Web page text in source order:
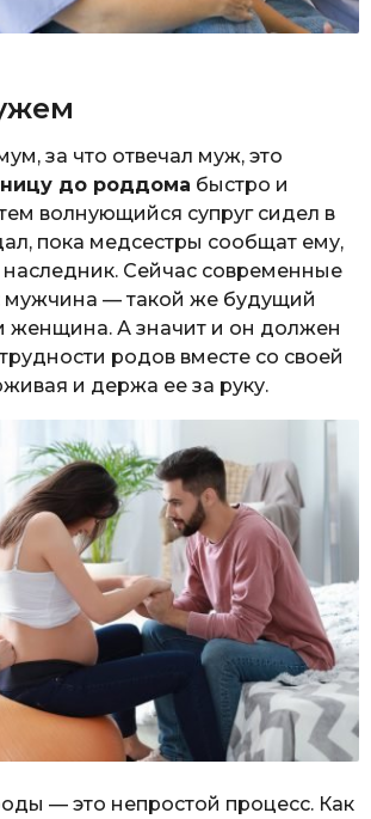
за что отвечал муж, это
до роддома быстро и
волнующийся супруг сидел в
пока медсестры сообщат ему,
наследник. Сейчас современные
мужчина — такой же будущий
женщина. А значит и он должен
родов вместе со своей
и держа ее за руку.
— это непростой процесс. Как